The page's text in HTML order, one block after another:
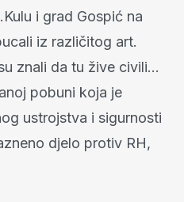
i grad Gospić na
iz različitog art.
znali da tu žive civili…
pobuni koja je
ustrojstva i sigurnosti
djelo protiv RH,